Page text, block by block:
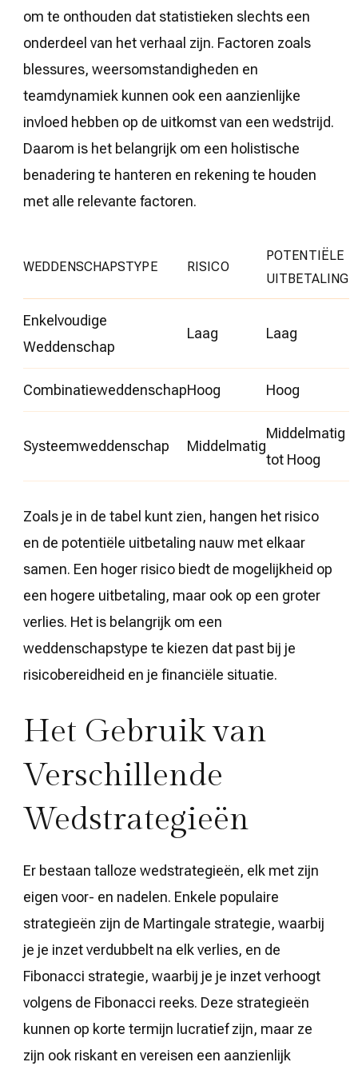
om te onthouden dat statistieken slechts een
onderdeel van het verhaal zijn. Factoren zoals
blessures, weersomstandigheden en
teamdynamiek kunnen ook een aanzienlijke
invloed hebben op de uitkomst van een wedstrijd.
Daarom is het belangrijk om een holistische
benadering te hanteren en rekening te houden
met alle relevante factoren.
WEDDENSCHAPSTYPE RISICO
POTENTIËLE
UITBETALING
Enkelvoudige
Weddenschap
Laag Laag
CombinatieweddenschapHoog Hoog
Systeemweddenschap Middelmatig
Middelmatig
tot Hoog
Zoals je in de tabel kunt zien, hangen het risico
en de potentiële uitbetaling nauw met elkaar
samen. Een hoger risico biedt de mogelijkheid op
een hogere uitbetaling, maar ook op een groter
verlies. Het is belangrijk om een
weddenschapstype te kiezen dat past bij je
risicobereidheid en je financiële situatie.
Het Gebruik van
Verschillende
Wedstrategieën
Er bestaan talloze wedstrategieën, elk met zijn
eigen voor- en nadelen. Enkele populaire
strategieën zijn de Martingale strategie, waarbij
je je inzet verdubbelt na elk verlies, en de
Fibonacci strategie, waarbij je je inzet verhoogt
volgens de Fibonacci reeks. Deze strategieën
kunnen op korte termijn lucratief zijn, maar ze
zijn ook riskant en vereisen een aanzienlijk